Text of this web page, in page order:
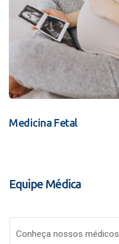
Medicina Fetal
Equipe Médica
Conheça nossos médicos